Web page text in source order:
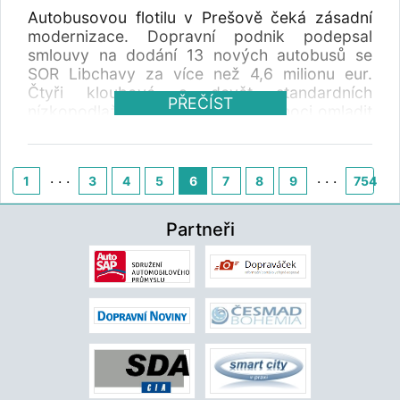
Autobusovou flotilu v Prešově čeká zásadní
modernizace. Dopravní podnik podepsal
smlouvy na dodání 13 nových autobusů se
SOR Libchavy za více než 4,6 milionu eur.
Čtyři kloubové a devět standardních
nízkopodlažních autobusů má pomoci omladit
městské hromadné dopravy. Do provozu by
měly být zařazeny v první polovině roku 2027.
PŘEČÍST
1 . . . 3 4 5 6 7 8 9 . . . 754
Partneři